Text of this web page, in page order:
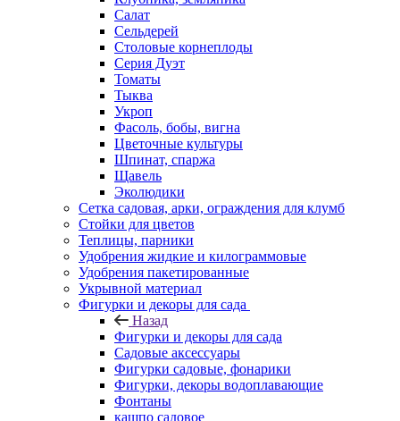
Салат
Сельдерей
Столовые корнеплоды
Серия Дуэт
Томаты
Тыква
Укроп
Фасоль, бобы, вигна
Цветочные культуры
Шпинат, спаржа
Щавель
Эколюдики
Сетка садовая, арки, ограждения для клумб
Стойки для цветов
Теплицы, парники
Удобрения жидкие и килограммовые
Удобрения пакетированные
Укрывной материал
Фигурки и декоры для сада
Назад
Фигурки и декоры для сада
Садовые аксессуары
Фигурки садовые, фонарики
Фигурки, декоры водоплавающие
Фонтаны
кашпо садовое